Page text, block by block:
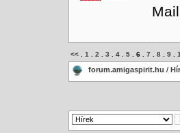
<< 1 2 3 4 5 6 7 8 9
forum.amigaspirit.hu /